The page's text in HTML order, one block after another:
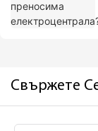
Свържете